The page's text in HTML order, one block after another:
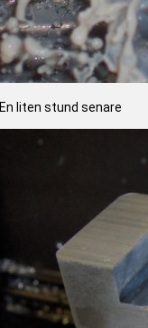
En liten stund senare